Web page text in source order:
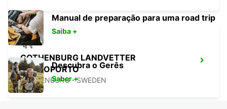
GOTHENBURG LANDVETTER
AEOROPORTO
GOTHENBURG - SWEDEN
Manual de preparação para uma road trip
Saiba +
Descubra o Gerês
Saber +